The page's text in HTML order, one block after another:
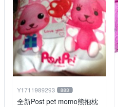
Y1711989293 883
全新Post pet momo熊抱枕